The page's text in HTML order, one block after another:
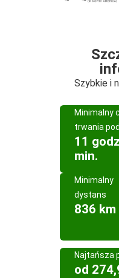
Szybkie i
Minimalny
trwania
11
min.
Minimalny
dystans
836 km
Najtańsza
od